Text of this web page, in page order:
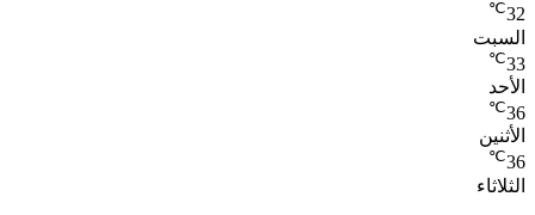
32
℃
السبت
33
℃
الأحد
36
℃
الأثنين
36
℃
الثلاثاء